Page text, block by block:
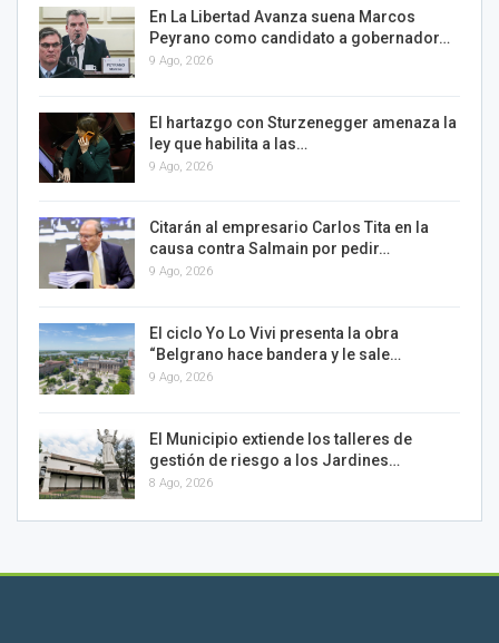
En La Libertad Avanza suena Marcos
Peyrano como candidato a gobernador…
9 Ago, 2026
El hartazgo con Sturzenegger amenaza la
ley que habilita a las…
9 Ago, 2026
Citarán al empresario Carlos Tita en la
causa contra Salmain por pedir…
9 Ago, 2026
El ciclo Yo Lo Vivi presenta la obra
“Belgrano hace bandera y le sale…
9 Ago, 2026
El Municipio extiende los talleres de
gestión de riesgo a los Jardines…
8 Ago, 2026